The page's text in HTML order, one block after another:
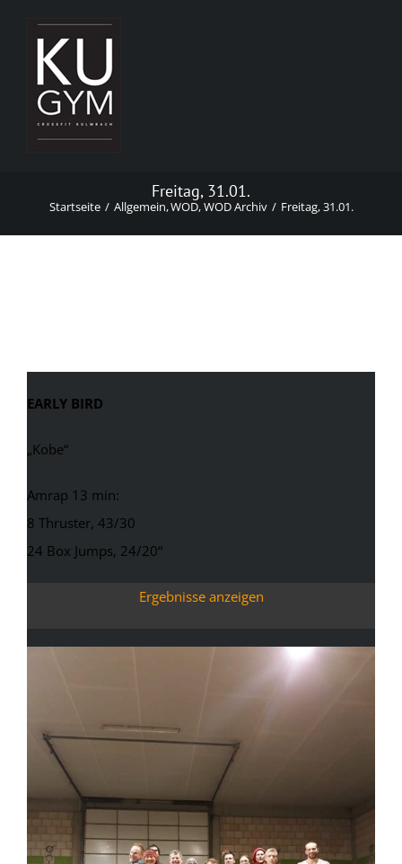
springen
Freitag, 31.01.
Startseite Allgemein WOD WOD Archiv Freitag, 31.01.
EARLY BIRD
„Kobe“
Amrap 13 min:
8 Thruster, 43/30
24 Box Jumps, 24/20“
Ergebnisse anzeigen